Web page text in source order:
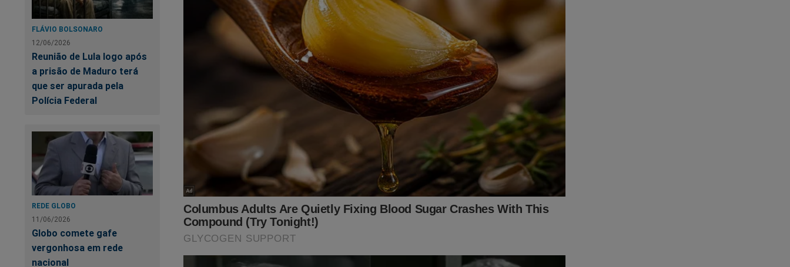
FLÁVIO BOLSONARO
12/06/2026
Reunião de Lula logo após
a prisão de Maduro terá
que ser apurada pela
Polícia Federal
REDE GLOBO
11/06/2026
Globo comete gafe
vergonhosa em rede
nacional